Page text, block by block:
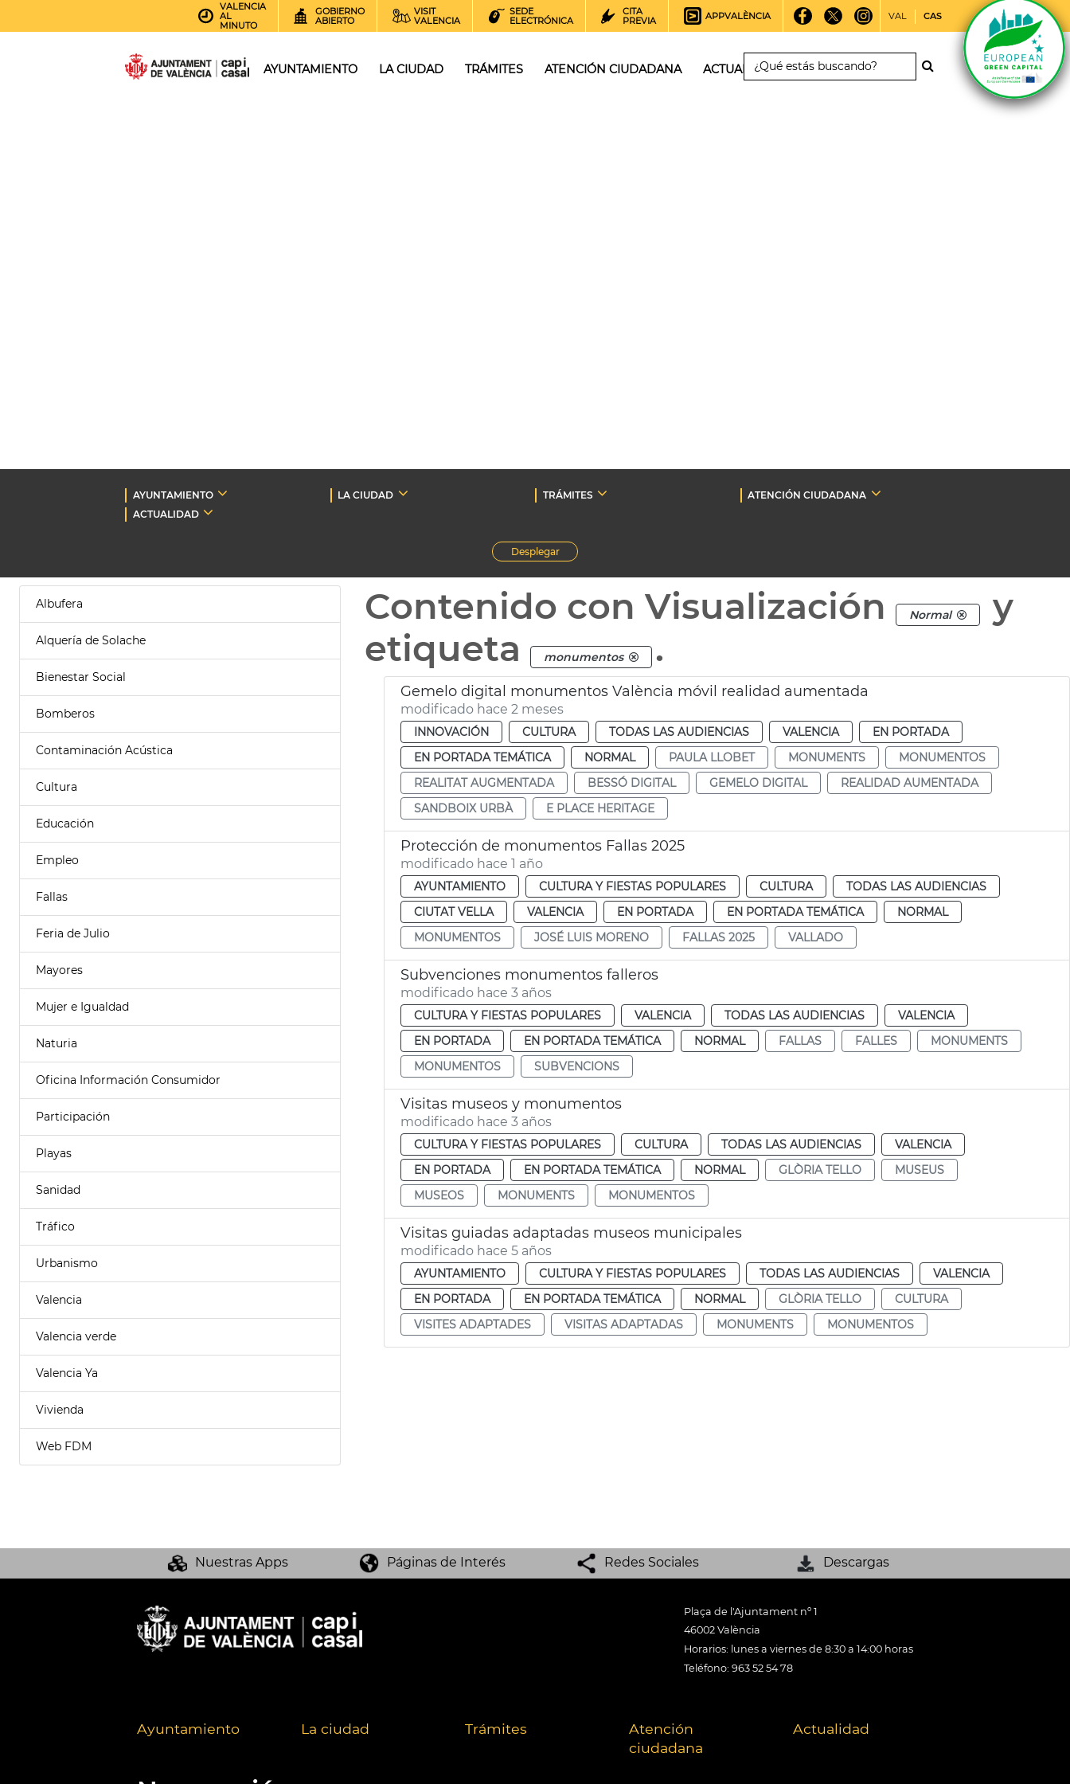
VALENCIA
AL
MINUTO
GOBIERNO
ABIERTO
VISIT
VALENCIA
SEDE
ELECTRÓNICA
CITA
PREVIA
APPVALÈNCIA VAL CAS
AYUNTAMIENTO LA CIUDAD TRÁMITES ATENCIÓN CIUDADANA ACTUALIDAD
AYUNTAMIENTO LA CIUDAD TRÁMITES
ATENCIÓN CIUDADANA
ACTUALIDAD
Desplegar
Albufera
Alquería de Solache
Bienestar Social
Bomberos
Contaminación Acústica
Cultura
Educación
Empleo
Fallas
Feria de Julio
Mayores
Mujer e Igualdad
Naturia
Oficina Información Consumidor
Participación
Playas
Sanidad
Tráfico
Urbanismo
Valencia
Valencia verde
Valencia Ya
Vivienda
Web FDM
Contenido con Visualización Normal
y
etiqueta
monumentos .
Gemelo digital monumentos València móvil realidad aumentada
modificado hace 2 meses
INNOVACIÓN CULTURA TODAS LAS AUDIENCIAS VALENCIA
EN PORTADA
EN PORTADA TEMÁTICA
NORMAL PAULA LLOBET MONUMENTS
MONUMENTOS
REALITAT AUGMENTADA
BESSÓ DIGITAL GEMELO DIGITAL
REALIDAD AUMENTADA
SANDBOIX URBÀ
E PLACE HERITAGE
Protección de monumentos Fallas 2025
modificado hace 1 año
AYUNTAMIENTO CULTURA Y FIESTAS POPULARES CULTURA
TODAS LAS AUDIENCIAS
CIUTAT VELLA
VALENCIA EN PORTADA EN PORTADA TEMÁTICA
NORMAL
MONUMENTOS
JOSÉ LUIS MORENO FALLAS 2025 VALLADO
Subvenciones monumentos falleros
modificado hace 3 años
CULTURA Y FIESTAS POPULARES VALENCIA TODAS LAS AUDIENCIAS
VALENCIA
EN PORTADA
EN PORTADA TEMÁTICA NORMAL FALLAS FALLES
MONUMENTS
MONUMENTOS
SUBVENCIONS
Visitas museos y monumentos
modificado hace 3 años
CULTURA Y FIESTAS POPULARES CULTURA TODAS LAS AUDIENCIAS
VALENCIA
EN PORTADA
EN PORTADA TEMÁTICA NORMAL GLÒRIA TELLO
MUSEUS
MUSEOS
MONUMENTS MONUMENTOS
Visitas guiadas adaptadas museos municipales
modificado hace 5 años
AYUNTAMIENTO CULTURA Y FIESTAS POPULARES TODAS LAS AUDIENCIAS
VALENCIA
EN PORTADA
EN PORTADA TEMÁTICA NORMAL GLÒRIA TELLO
CULTURA
VISITES ADAPTADES
VISITAS ADAPTADAS MONUMENTS MONUMENTOS
Nuestras Apps Páginas de Interés Redes Sociales Descargas
Plaça de l'Ajuntament nº 1
46002 València
Horarios: lunes a viernes de 8:30 a 14:00 horas
Teléfono: 963 52 54 78
Ayuntamiento La ciudad Trámites
Atención
ciudadana
Actualidad